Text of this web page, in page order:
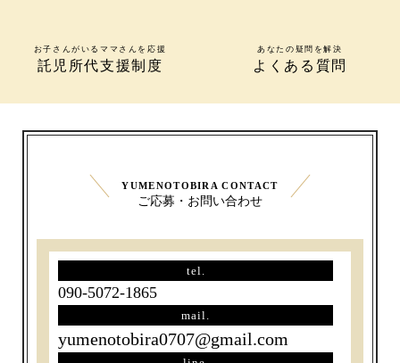
お子さんがいるママさんを応援
託児所代支援制度
あなたの疑問を解決
よくある質問
YUMENOTOBIRA CONTACT
ご応募・お問い合わせ
tel.
090-5072-1865
mail.
yumenotobira0707@gmail.com